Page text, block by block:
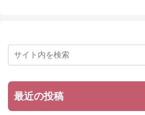
最近の投稿